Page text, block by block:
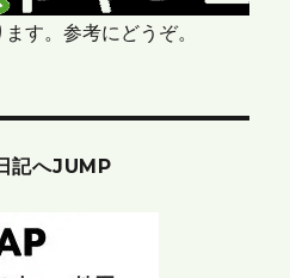
す。参考にどうぞ。
記へJUMP